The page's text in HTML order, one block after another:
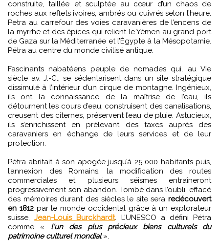
construite, taillée et sculptée au cœur d’un chaos de
roches aux reflets ivoires, ambrés ou cuivrés selon l’heure.
Petra au carrefour des voies caravanières de l’encens de
la myrrhe et des épices qui relient le Yémen au grand port
de Gaza sur la Méditerranée et l’Égypte à la Mésopotamie.
Pétra au centre du monde civilisé antique.
Fascinants nabatéens peuple de nomades qui, au VIe
siècle av. J.-C., se sédentarisent dans un site stratégique
dissimulé à l’intérieur d’un cirque de montagne. Ingénieux,
ils ont la connaissance de la maîtrise de l’eau, ils
détournent les cours d’eau, construisent des canalisations,
creusent des citernes, préservent l’eau de pluie. Astucieux,
ils s’enrichissent en prélevant des taxes auprès des
caravaniers en échange de leurs services et de leur
protection.
Pétra abritait à son apogée jusqu’à 25 000 habitants puis,
l’annexion des Romains, la modification des routes
commerciales et plusieurs séismes entraîneront
progressivement son abandon. Tombé dans l’oubli, effacé
des mémoires durant des siècles le site sera redécouvert
en 1812par le monde occidental grâce à un explorateur
suisse,Jean-Louis Burckhardt. L’UNESCO a défini Pétra
comme « l'un des plus précieux biens culturels du
patrimoine culturel mondial».